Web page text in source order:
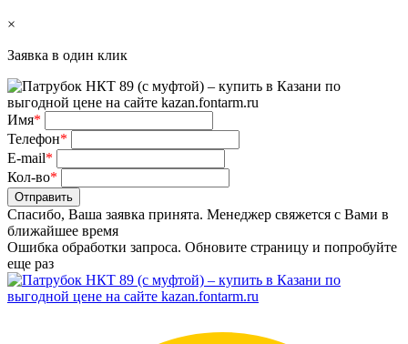
×
Заявка в один клик
Имя*
Телефон*
E-mail*
Кол-во*
Отправить
Спасибо, Ваша заявка принята. Менеджер свяжется с Вами в
ближайшее время
Ошибка обработки запроса. Обновите страницу и попробуйте
еще раз